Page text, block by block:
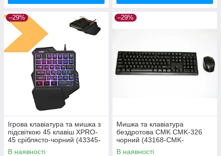
–29%
Ігрова клавіатура та мишка з
підсвіткою 45 клавіш XPRO-
45 сріблясто-чорний (43345-
_283)
В наявності
–29%
Мишка та клавіатура
бездротова CMK CMK-326
чорний (43168-CMK-
326_301)
В наявності